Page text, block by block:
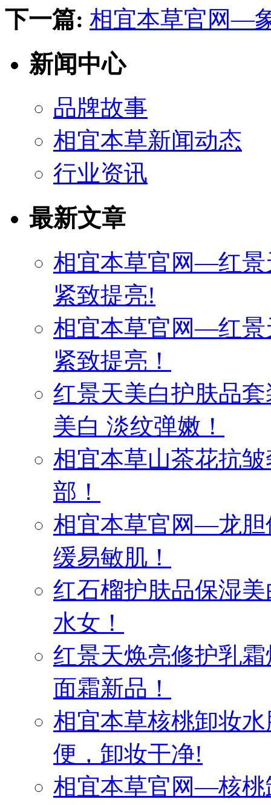
下一篇: 相宜本草官网—
新闻中心
品牌故事
相宜本草新闻动态
行业资讯
最新文章
相宜本草官网—红景
紧致提亮!
相宜本草官网—红景
紧致提亮！
红景天美白护肤品
美白 淡纹弹嫩！
相宜本草山茶花抗
部！
相宜本草官网—龙胆
缓易敏肌！
红石榴护肤品保湿
水女！
红景天焕亮修护乳
面霜新品！
相宜本草核桃卸妆
便，卸妆干净!
相宜本草官网—核桃